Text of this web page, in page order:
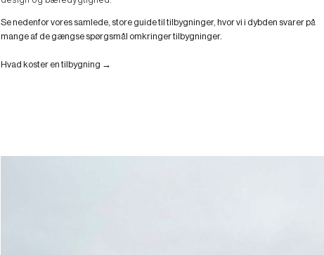
Se nedenfor vores samlede, store guide til tilbygninger, hvor vi i dybden svarer på
mange af de gængse spørgsmål omkringer tilbygninger.
Hvad koster en tilbygning →